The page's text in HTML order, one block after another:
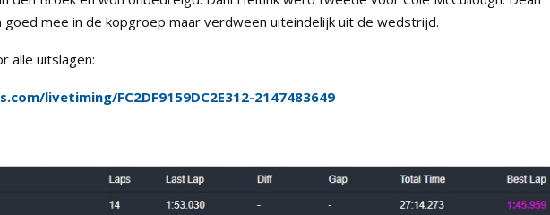
mee in de kopgroep maar verdween uiteindelijk uit de wedstrijd.
alle uitslagen:
livetiming/FC2DF9159DC2E312-2147483649